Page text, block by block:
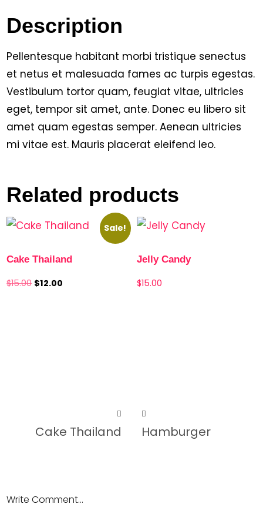
Description
Pellentesque habitant morbi tristique senectus
et netus et malesuada fames ac turpis egestas.
Vestibulum tortor quam, feugiat vitae, ultricies
eget, tempor sit amet, ante. Donec eu libero sit
amet quam egestas semper. Aenean ultricies
mi vitae est. Mauris placerat eleifend leo.
Related products
Sale!
Cake Thailand
$15.00 $12.00
Jelly Candy
$15.00
Cake Thailand Hamburger